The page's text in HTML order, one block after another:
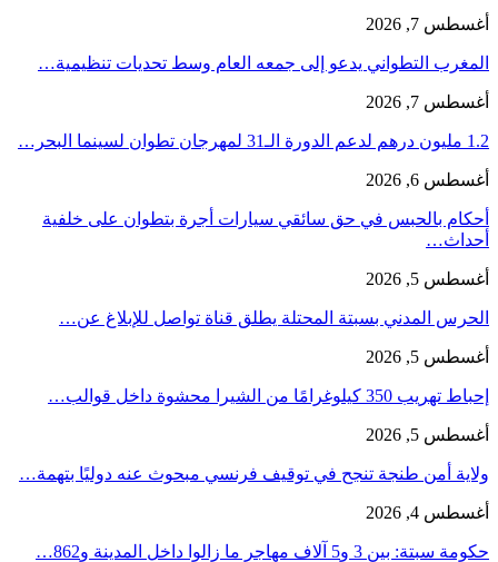
أغسطس 7, 2026
المغرب التطواني يدعو إلى جمعه العام وسط تحديات تنظيمية…
أغسطس 7, 2026
1.2 مليون درهم لدعم الدورة الـ31 لمهرجان تطوان لسينما البحر…
أغسطس 6, 2026
أحكام بالحبس في حق سائقي سيارات أجرة بتطوان على خلفية
أحداث…
أغسطس 5, 2026
الحرس المدني بسبتة المحتلة يطلق قناة تواصل للإبلاغ عن…
أغسطس 5, 2026
إحباط تهريب 350 كيلوغرامًا من الشيرا محشوة داخل قوالب…
أغسطس 5, 2026
ولاية أمن طنجة تنجح في توقيف فرنسي مبحوث عنه دوليًا بتهمة…
أغسطس 4, 2026
حكومة سبتة: بين 3 و5 آلاف مهاجر ما زالوا داخل المدينة و862…